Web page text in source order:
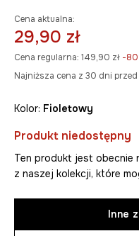
Cena aktualna:
29,90 zł
Cena regularna: 149,90 zł -
Najniższa cena z 30 dni przed
Kolor: fioletowy
Produkt niedostępny
Ten produkt jest obecnie
z naszej kolekcji, które
Inne